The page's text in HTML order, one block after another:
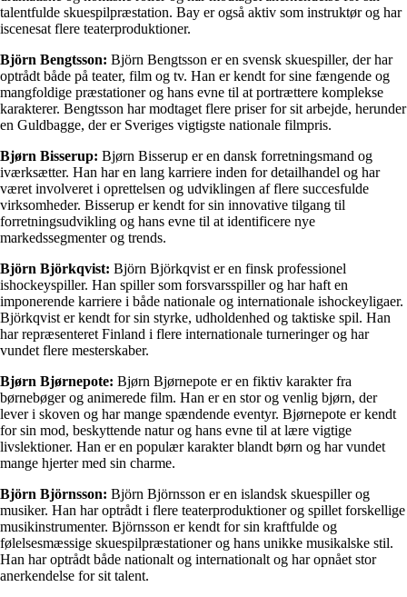
talentfulde skuespilpræstation. Bay er også aktiv som instruktør og har
iscenesat flere teaterproduktioner.
Björn Bengtsson: Björn Bengtsson er en svensk skuespiller, der har
optrådt både på teater, film og tv. Han er kendt for sine fængende og
mangfoldige præstationer og hans evne til at portrættere komplekse
karakterer. Bengtsson har modtaget flere priser for sit arbejde, herunder
en Guldbagge, der er Sveriges vigtigste nationale filmpris.
Bjørn Bisserup: Bjørn Bisserup er en dansk forretningsmand og
iværksætter. Han har en lang karriere inden for detailhandel og har
været involveret i oprettelsen og udviklingen af flere succesfulde
virksomheder. Bisserup er kendt for sin innovative tilgang til
forretningsudvikling og hans evne til at identificere nye
markedssegmenter og trends.
Björn Björkqvist: Björn Björkqvist er en finsk professionel
ishockeyspiller. Han spiller som forsvarsspiller og har haft en
imponerende karriere i både nationale og internationale ishockeyligaer.
Björkqvist er kendt for sin styrke, udholdenhed og taktiske spil. Han
har repræsenteret Finland i flere internationale turneringer og har
vundet flere mesterskaber.
Bjørn Bjørnepote: Bjørn Bjørnepote er en fiktiv karakter fra
børnebøger og animerede film. Han er en stor og venlig bjørn, der
lever i skoven og har mange spændende eventyr. Bjørnepote er kendt
for sin mod, beskyttende natur og hans evne til at lære vigtige
livslektioner. Han er en populær karakter blandt børn og har vundet
mange hjerter med sin charme.
Björn Björnsson: Björn Björnsson er en islandsk skuespiller og
musiker. Han har optrådt i flere teaterproduktioner og spillet forskellige
musikinstrumenter. Björnsson er kendt for sin kraftfulde og
følelsesmæssige skuespilpræstationer og hans unikke musikalske stil.
Han har optrådt både nationalt og internationalt og har opnået stor
anerkendelse for sit talent.